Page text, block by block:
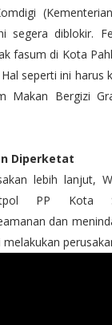
segera diblokir.
fasum di Kota
seperti ini harus
Makan Bergizi
Diperketat
lebih lanjut,
PP Kota
dan